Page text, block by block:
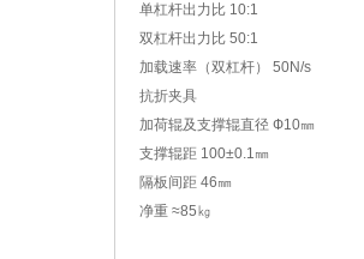
单杠杆出力比 10:1
双杠杆出力比 50:1
加载速率（双杠杆） 50N/s
抗折夹具
加荷辊及支撑辊直径 Ф10㎜
支撑辊距 100±0.1㎜
隔板间距 46㎜
净重 ≈85㎏